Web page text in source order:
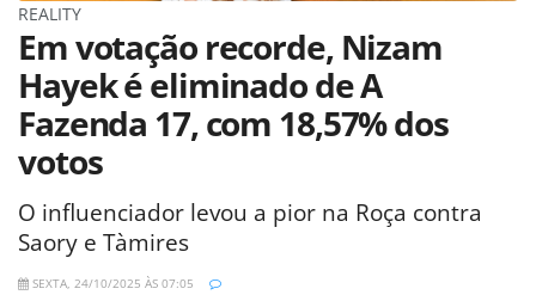
REALITY
Em votação recorde, Nizam
Hayek é eliminado de A
Fazenda 17, com 18,57% dos
votos
O influenciador levou a pior na Roça contra
Saory e Tàmires
SEXTA, 24/10/2025 ÀS 07:05